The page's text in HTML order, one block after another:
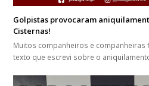
Golpistas provocaram
Cisternas!
Muitos companheiros e
texto que escrevi sobre o